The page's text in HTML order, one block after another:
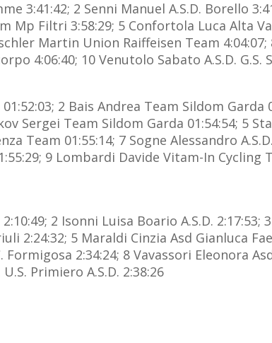
3:41:42; 2 Senni Manuel A.S.D. Borello
Mp Filtri 3:58:29; 5 Confortola Luca Alta
Martin Union Raiffeisen Team
4:06:40; 10 Venutolo Sabato A.S.D. G.S.
2 Bais Andrea Team Sildom Garda
Sergei Team Sildom Garda 01:54:54; 5
Team 01:55:14; 7 Sogne Alessandro
9 Lombardi Davide Vitam-In Cycling
2 Isonni Luisa Boario A.S.D. 2:17:53;
2:24:32; 5 Maraldi Cinzia Asd Gianluca
Formigosa 2:34:24; 8 Vavassori Eleonora
Primiero A.S.D. 2:38:26